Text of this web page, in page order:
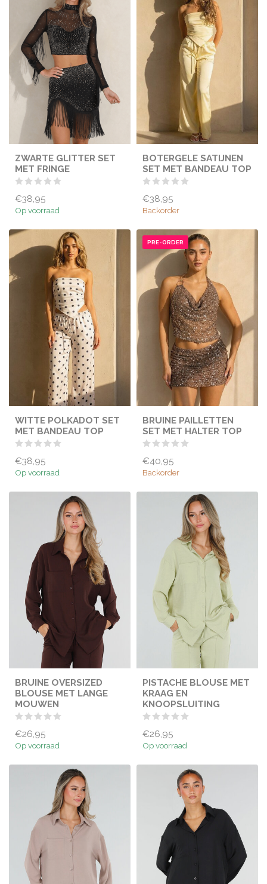
ZWARTE GLITTER SET
MET FRINGE
€38,95
Op voorraad
BOTERGELE SATIJNEN
SET MET BANDEAU TOP
€38,95
Backorder
WITTE POLKADOT SET
MET BANDEAU TOP
€38,95
Op voorraad
PRE-ORDER
BRUINE PAILLETTEN
SET MET HALTER TOP
€40,95
Backorder
BRUINE OVERSIZED
BLOUSE MET LANGE
MOUWEN
€26,95
Op voorraad
PISTACHE BLOUSE MET
KRAAG EN
KNOOPSLUITING
€26,95
Op voorraad